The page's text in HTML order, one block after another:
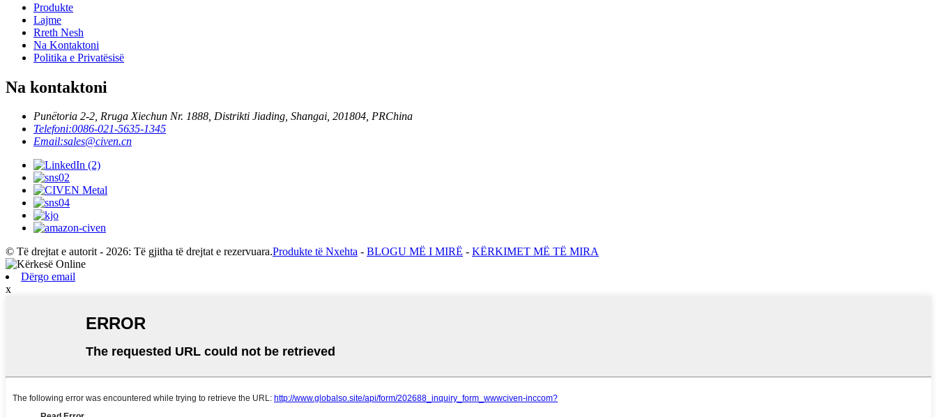
Produkte
Lajme
Rreth Nesh
Na Kontaktoni
Politika e Privatësisë
Na kontaktoni
Punëtoria 2-2, Rruga Xiechun Nr. 1888, Distrikti Jiading, Shangai, 201804, PRChina
Telefoni:0086-021-5635-1345
Email:sales@civen.cn
© Të drejtat e autorit - 2026: Të gjitha të drejtat e rezervuara.Produkte të Nxehta - BLOGU MË I MIRË - KËRKIMET MË TË MIRA
Dërgo email
x